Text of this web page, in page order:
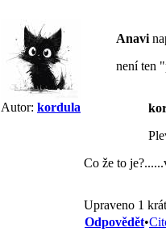
Autor: kordula
Anavi
není ten
Co že to
Upraveno 1
Odpovědět•